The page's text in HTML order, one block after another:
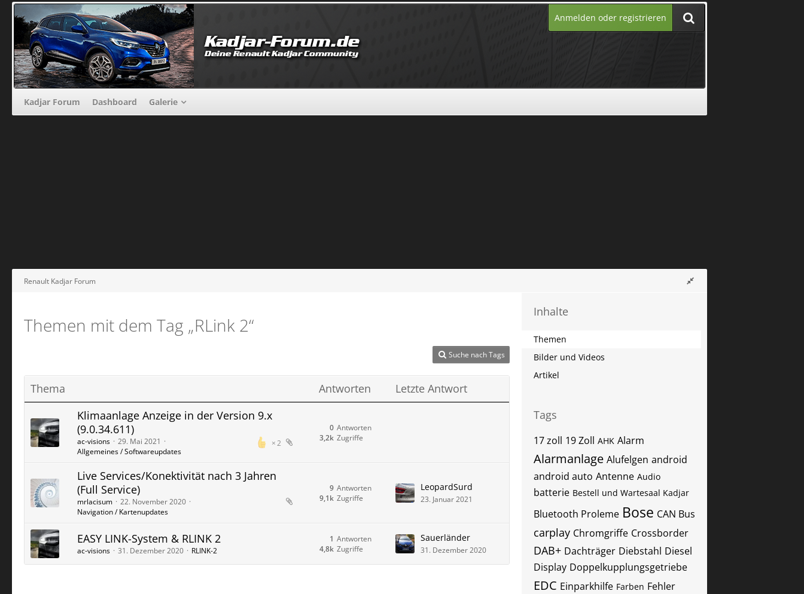
Anmelden oder registrieren
Kadjar Forum Dashboard Galerie
Renault Kadjar Forum
Themen mit dem Tag „RLink 2“
Suche nach Tags
Thema Antworten
Letzte Antwort
Klimaanlage Anzeige in der Version 9.x
(9.0.34.611)
2
ac-visions
29. Mai 2021
Allgemeines / Softwareupdates
Antworten
0
Zugriffe
3,2k
Live Services/Konektivität nach 3 Jahren
(Full Service)
mrlacisum
22. November 2020
Navigation / Kartenupdates
Antworten
9
Zugriffe
9,1k
LeopardSurd
23. Januar 2021
EASY LINK-System & RLINK 2
ac-visions 31. Dezember 2020 RLINK-2
Antworten
1
Zugriffe
4,8k
Sauerländer
31. Dezember 2020
Inhalte
Themen
Bilder und Videos
Artikel
Tags
17 zoll 19 Zoll AHK Alarm
Alarmanlage Alufelgen android
android auto Antenne Audio
batterie Bestell und Wartesaal Kadjar
Bluetooth Proleme Bose CAN Bus
carplay Chromgriffe Crossborder
DAB+ Dachträger Diebstahl Diesel
Display Doppelkupplungsgetriebe
EDC Einparkhilfe Farben Fehler